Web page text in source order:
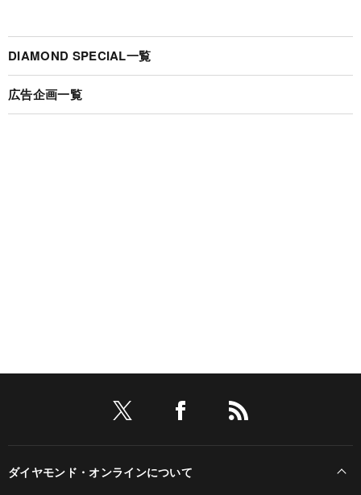
DIAMOND SPECIAL一覧
広告企画一覧
ダイヤモンド・オンラインについて